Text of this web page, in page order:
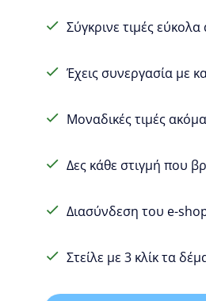
Σύγκρινε τιμές
Έχεις συνεργασία με
Μοναδικές τιμές
Δες κάθε στιγμή που
Διασύνδεση του e-
Στείλε με 3 κλίκ τα